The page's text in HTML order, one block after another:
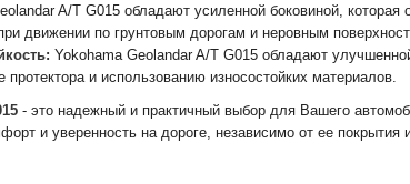
A/T G015 обладают усиленной боковиной, которая
движении по грунтовым дорогам и неровным
Yokohama Geolandar A/T G015 обладают
и использованию износостойких материалов.
- это надежный и практичный выбор для Вашего
и уверенность на дороге, независимо от ее покрытия